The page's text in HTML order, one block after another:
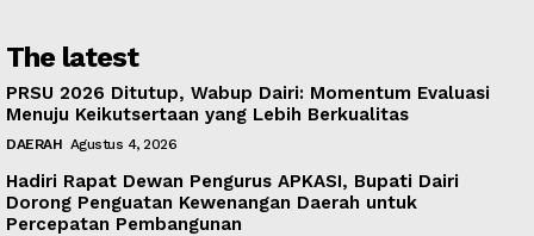
The latest
PRSU 2026 Ditutup, Wabup Dairi: Momentum Evaluasi
Menuju Keikutsertaan yang Lebih Berkualitas
DAERAH Agustus 4, 2026
Hadiri Rapat Dewan Pengurus APKASI, Bupati Dairi
Dorong Penguatan Kewenangan Daerah untuk
Percepatan Pembangunan